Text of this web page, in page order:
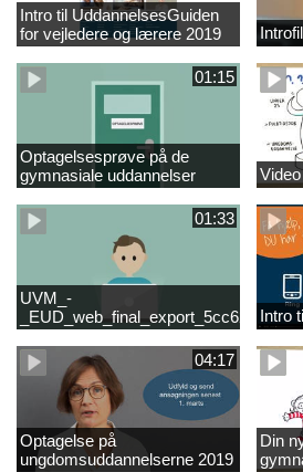
Intro til UddannelsesGuiden
for vejledere og lærere 2019
01:15
Optagelsesprøve på de
gymnasiale uddannelser
01:33
UVM_-
Intro
04:17
Optagelse på
ungdomsuddannelserne 2019
Din